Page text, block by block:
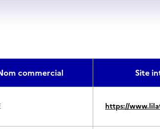
commercial Site
https://